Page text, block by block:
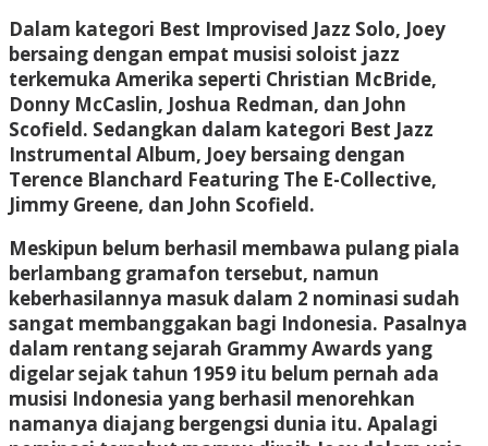
Dalam kategori Best Improvised Jazz Solo, Joey
bersaing dengan empat musisi soloist jazz
terkemuka Amerika seperti Christian McBride,
Donny McCaslin, Joshua Redman, dan John
Scofield. Sedangkan dalam kategori Best Jazz
Instrumental Album, Joey bersaing dengan
Terence Blanchard Featuring The E-Collective,
Jimmy Greene, dan John Scofield.
Meskipun belum berhasil membawa pulang piala
berlambang gramafon tersebut, namun
keberhasilannya masuk dalam 2 nominasi sudah
sangat membanggakan bagi Indonesia. Pasalnya
dalam rentang sejarah Grammy Awards yang
digelar sejak tahun 1959 itu belum pernah ada
musisi Indonesia yang berhasil menorehkan
namanya diajang bergengsi dunia itu. Apalagi